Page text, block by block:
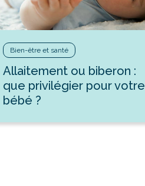
Bien-être et santé
Allaitement ou biberon :
que privilégier pour votre
bébé ?